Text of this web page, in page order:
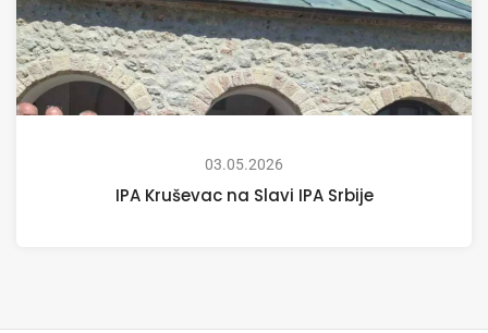
03.05.2026
IPA Kruševac na Slavi IPA Srbije